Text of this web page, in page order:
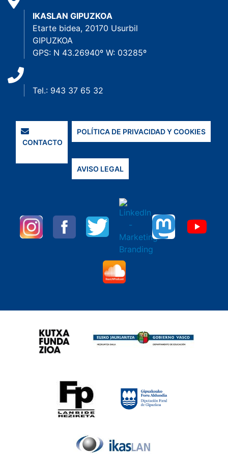
IKASLAN GIPUZKOA
Etarte bidea, 20170 Usurbil
GIPUZKOA
GPS: N 43.26940º W: 03285º
Tel.: 943 37 65 32
CONTACTO
POLÍTICA DE PRIVACIDAD Y COOKIES
AVISO LEGAL